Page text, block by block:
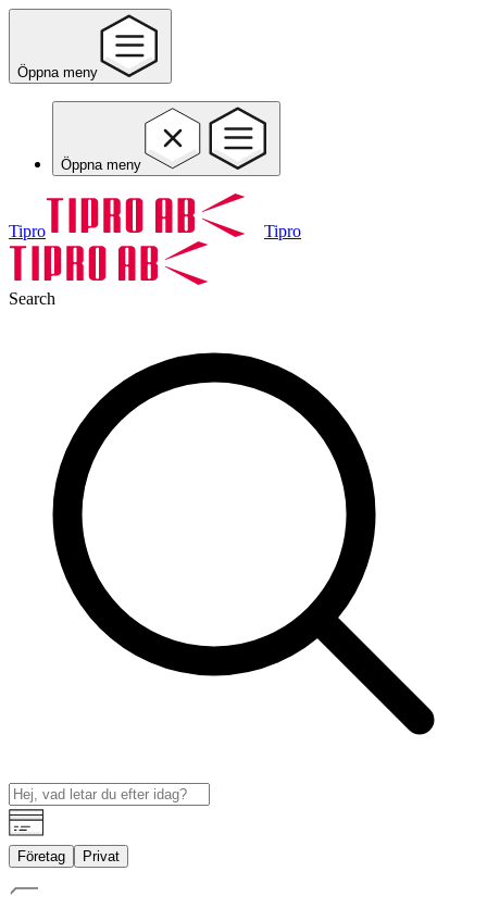
Öppna meny
Öppna meny
Tipro Tipro
Search
Företag Privat